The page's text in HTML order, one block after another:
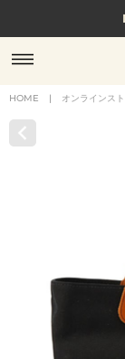
8/17(月
贈る相手
HOME | オンラインス